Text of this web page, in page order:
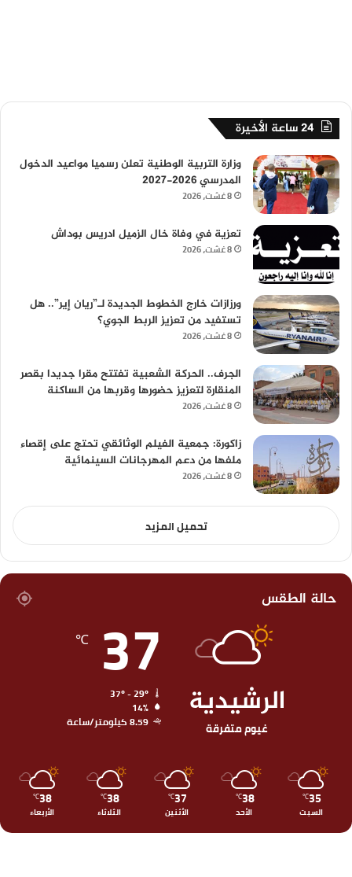
24 ساعة الأخيرة
وزارة التربية الوطنية تعلن رسميا مواعيد الدخول
المدرسي 2026-2027
8 غشت، 2026
تعزية في وفاة خال الزميل ادريس بوداش
8 غشت، 2026
ورزازات خارج الخطوط الجديدة لـ”ريان إير”.. هل
تستفيد من تعزيز الربط الجوي؟
8 غشت، 2026
الجرف.. الحركة الشعبية تفتتح مقرا جديدا بقصر
المنقارة لتعزيز حضورها وقربها من الساكنة
8 غشت، 2026
زاكورة: جمعية الفيلم الوثائقي تحتج على إقصاء
ملفها من دعم المهرجانات السينمائية
8 غشت، 2026
تحميل المزيد
حالة الطقس
الرشيدية
غيوم متفرقة
37
℃
14%
8.59 كيلومتر/ساعة
35
℃
السبت
38
℃
الأحد
37
℃
الأثنين
38
℃
الثلاثاء
38
℃
الأربعاء